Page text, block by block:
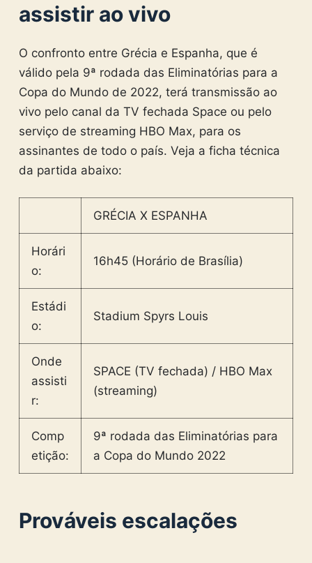
assistir ao vivo
O confronto entre Grécia e Espanha, que é
válido pela 9ª rodada das Eliminatórias para a
Copa do Mundo de 2022, terá transmissão ao
vivo pelo canal da TV fechada Space ou pelo
serviço de streaming HBO Max, para os
assinantes de todo o país. Veja a ficha técnica
da partida abaixo:
GRÉCIA X ESPANHA
Horári
o:
16h45 (Horário de Brasília)
Estádi
o:
Stadium Spyrs Louis
Onde
assisti
r:
SPACE (TV fechada) / HBO Max
(streaming)
Comp
etição:
9ª rodada das Eliminatórias para
a Copa do Mundo 2022
Prováveis escalações